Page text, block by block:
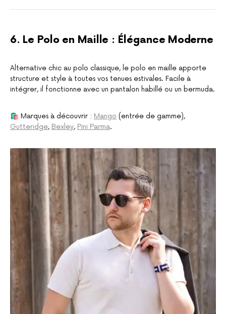
6. Le Polo en Maille : Élégance Moderne
Alternative chic au polo classique, le polo en maille apporte
structure et style à toutes vos tenues estivales. Facile à
intégrer, il fonctionne avec un pantalon habillé ou un bermuda.
🛍 Marques à découvrir : Mango (entrée de gamme),
Gutteridge, Bexley, Pini Parma.